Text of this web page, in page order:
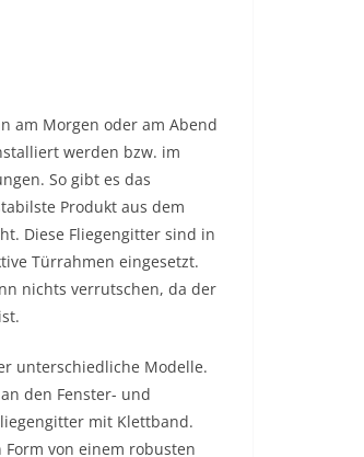
am Morgen oder am Abend
werden bzw. im
So gibt es das
Produkt aus dem
Diese Fliegengitter sind in
Türrahmen eingesetzt.
nichts verrutschen, da der
unterschiedliche Modelle.
den Fenster- und
mit Klettband.
von einem robusten